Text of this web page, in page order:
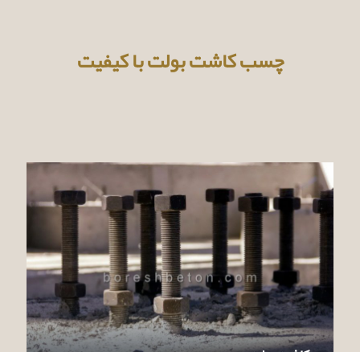
چسب کاشت بولت با کیفیت